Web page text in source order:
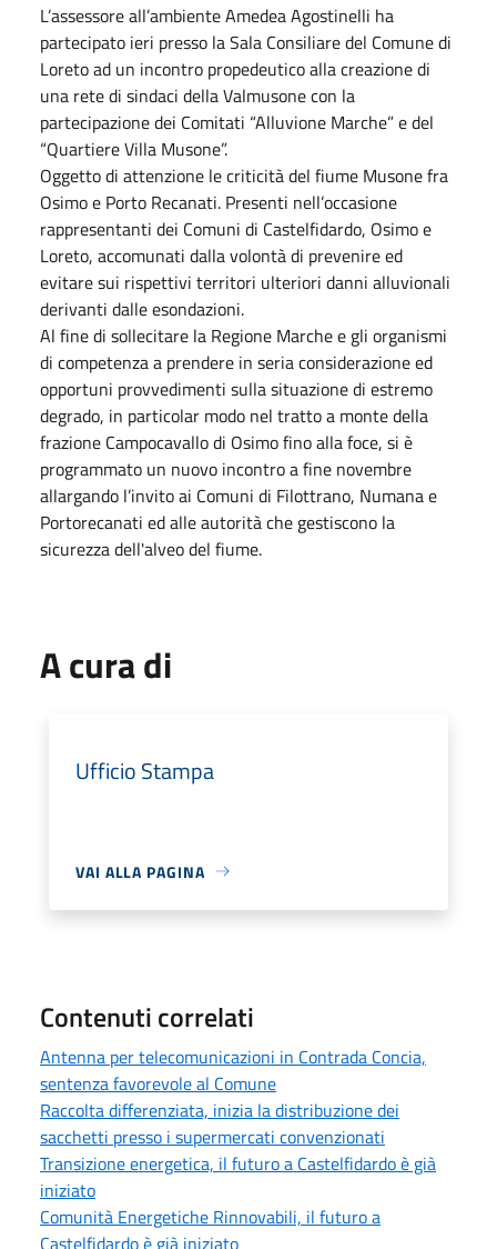
L’assessore all’ambiente Amedea Agostinelli ha
partecipato ieri presso la Sala Consiliare del Comune di
Loreto ad un incontro propedeutico alla creazione di
una rete di sindaci della Valmusone con la
partecipazione dei Comitati “Alluvione Marche” e del
“Quartiere Villa Musone”.
Oggetto di attenzione le criticità del fiume Musone fra
Osimo e Porto Recanati. Presenti nell’occasione
rappresentanti dei Comuni di Castelfidardo, Osimo e
Loreto, accomunati dalla volontà di prevenire ed
evitare sui rispettivi territori ulteriori danni alluvionali
derivanti dalle esondazioni.
Al fine di sollecitare la Regione Marche e gli organismi
di competenza a prendere in seria considerazione ed
opportuni provvedimenti sulla situazione di estremo
degrado, in particolar modo nel tratto a monte della
frazione Campocavallo di Osimo fino alla foce, si è
programmato un nuovo incontro a fine novembre
allargando l’invito ai Comuni di Filottrano, Numana e
Portorecanati ed alle autorità che gestiscono la
sicurezza dell'alveo del fiume.
A cura di
Ufficio Stampa
VAI ALLA PAGINA
Contenuti correlati
Antenna per telecomunicazioni in Contrada Concia,
sentenza favorevole al Comune
Raccolta differenziata, inizia la distribuzione dei
sacchetti presso i supermercati convenzionati
Transizione energetica, il futuro a Castelfidardo è già
iniziato
Comunità Energetiche Rinnovabili, il futuro a
Castelfidardo è già iniziato